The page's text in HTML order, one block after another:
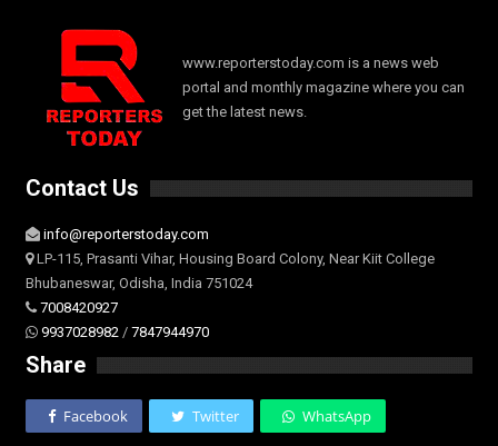
www.reporterstoday.com is a news web
portal and monthly magazine where you can
get the latest news.
Contact Us
info@reporterstoday.com
LP-115, Prasanti Vihar, Housing Board Colony, Near Kiit College
Bhubaneswar, Odisha, India 751024
7008420927
9937028982 / 7847944970
Share
Facebook Twitter WhatsApp